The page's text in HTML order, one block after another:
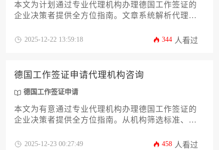
本文为计划通过专业代理机构办理德国工作签证的
企业决策者提供全方位指南。文章系统解析代理服
个关键维度，涵盖从机构筛选到后续管理的全流程
2025-12-22 13:59:18 344 人看过
德国工作签证申请代理机构咨询
德国工作签证申请
本文为有意通过专业代理机构办理德国工作签证的
企业决策者提供全方位指南。从机构筛选标准、服
业服务提升签证获批效率。文章涵盖合同审核要
2025-12-23 00:27:49 458 人看过